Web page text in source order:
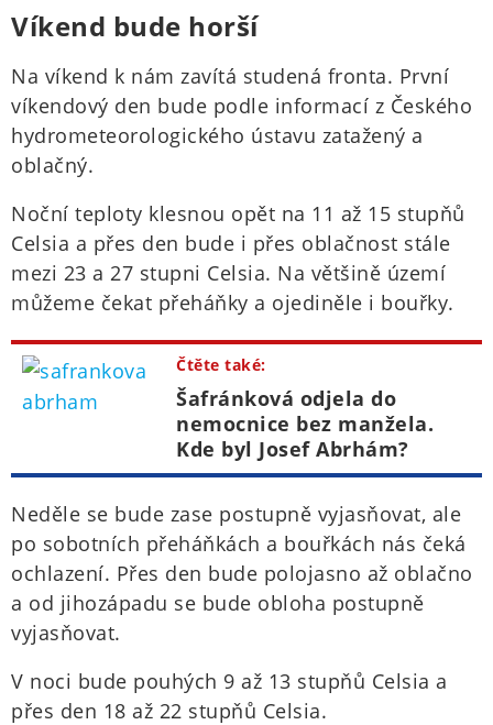
Víkend bude horší
Na víkend k nám zavítá studená fronta. První
víkendový den bude podle informací z Českého
hydrometeorologického ústavu zatažený a
oblačný.
Noční teploty klesnou opět na 11 až 15 stupňů
Celsia a přes den bude i přes oblačnost stále
mezi 23 a 27 stupni Celsia. Na většině území
můžeme čekat přeháňky a ojediněle i bouřky.
Čtěte také:
Šafránková odjela do
nemocnice bez manžela.
Kde byl Josef Abrhám?
Neděle se bude zase postupně vyjasňovat, ale
po sobotních přeháňkách a bouřkách nás čeká
ochlazení. Přes den bude polojasno až oblačno
a od jihozápadu se bude obloha postupně
vyjasňovat.
V noci bude pouhých 9 až 13 stupňů Celsia a
přes den 18 až 22 stupňů Celsia.